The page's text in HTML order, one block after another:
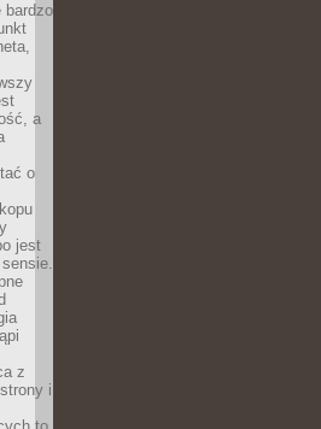
bardzo
a
o
jest
z
i